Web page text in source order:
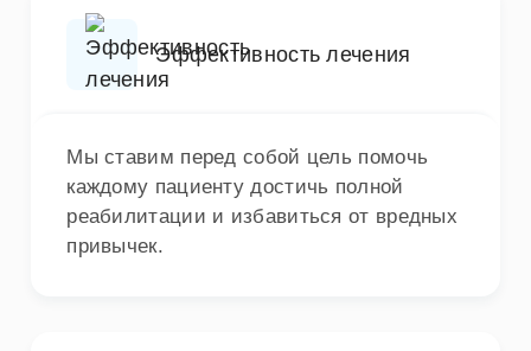
Эффективность лечения
Мы ставим перед собой цель помочь
каждому пациенту достичь полной
реабилитации и избавиться от вредных
привычек.